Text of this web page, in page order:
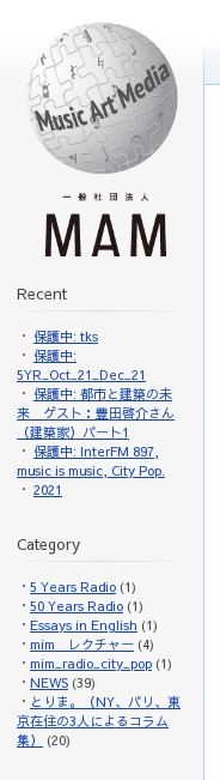
Recent
保護中: tks
保護中:
5YR_Oct_21_Dec_21
保護中: 都市と建築の未
来 ゲスト：豊田啓介さん
（建築家）パート1
保護中: InterFM 897,
music is music, City Pop.
2021
Category
5 Years Radio (1)
50 Years Radio (1)
Essays in English (1)
mim レクチャー (4)
mim_radio_city_pop (1)
NEWS (39)
とりま。（NY、パリ、東
京在住の3人によるコラム
集）
(20)